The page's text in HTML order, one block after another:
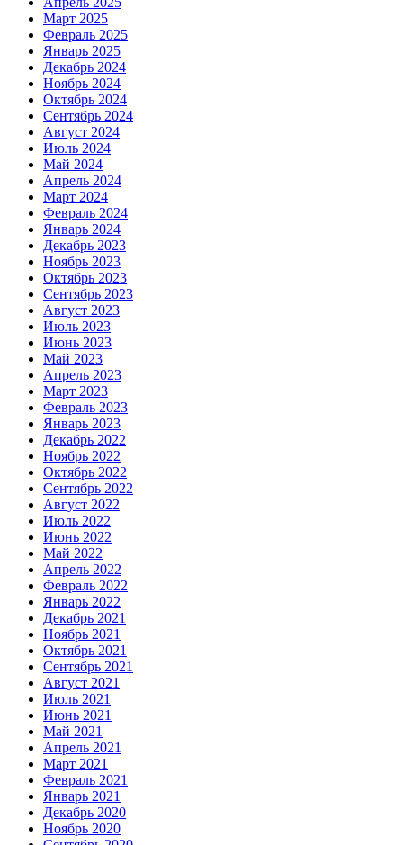
Март 2025
Февраль 2025
Январь 2025
Декабрь 2024
Ноябрь 2024
Октябрь 2024
Сентябрь 2024
Август 2024
Июль 2024
Май 2024
Апрель 2024
Март 2024
Февраль 2024
Январь 2024
Декабрь 2023
Ноябрь 2023
Октябрь 2023
Сентябрь 2023
Август 2023
Июль 2023
Июнь 2023
Май 2023
Апрель 2023
Март 2023
Февраль 2023
Январь 2023
Декабрь 2022
Ноябрь 2022
Октябрь 2022
Сентябрь 2022
Август 2022
Июль 2022
Июнь 2022
Май 2022
Апрель 2022
Февраль 2022
Январь 2022
Декабрь 2021
Ноябрь 2021
Октябрь 2021
Сентябрь 2021
Август 2021
Июль 2021
Июнь 2021
Май 2021
Апрель 2021
Март 2021
Февраль 2021
Январь 2021
Декабрь 2020
Ноябрь 2020